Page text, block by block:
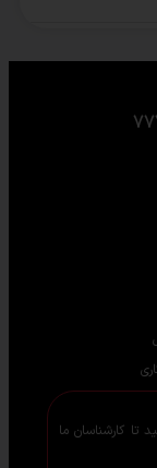
تا کارشناسان ما